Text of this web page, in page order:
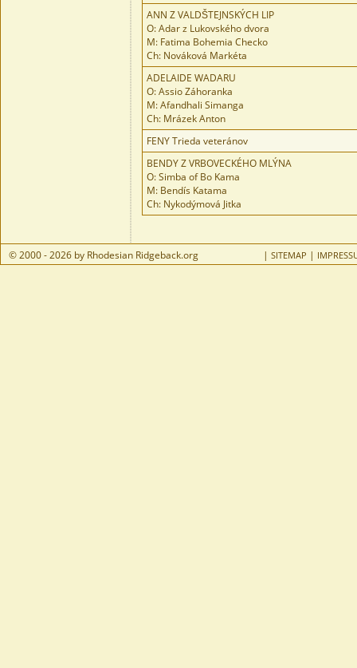
ANN Z VALDŠTEJNSKÝCH LIP
O: Adar z Lukovského dvora
M: Fatima Bohemia Checko
Ch: Nováková Markéta
ADELAIDE WADARU
O: Assio Záhoranka
M: Afandhali Simanga
Ch: Mrázek Anton
FENY Trieda veteránov
BENDY Z VRBOVECKÉHO MLÝNA
O: Simba of Bo Kama
M: Bendís Katama
Ch: Nykodýmová Jitka
© 2000 - 2026 by Rhodesian Ridgeback.org | SITEMAP |